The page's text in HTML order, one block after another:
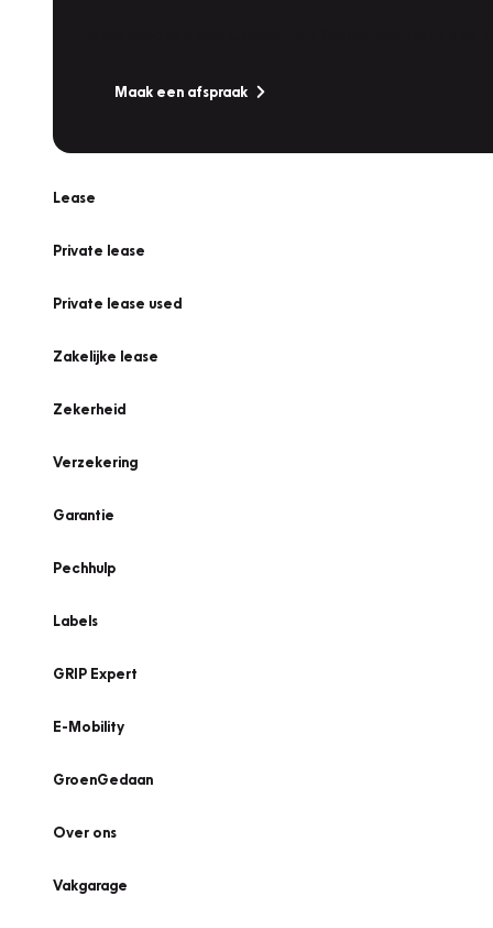
Maak een afspraak
Lease
Private lease
Private lease used
Zakelijke lease
Zekerheid
Verzekering
Garantie
Pechhulp
Labels
GRIP Expert
E-Mobility
GroenGedaan
Over ons
Vakgarage